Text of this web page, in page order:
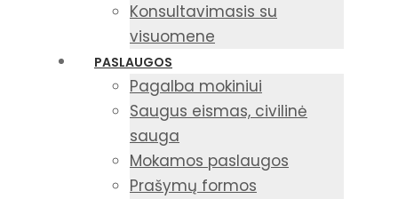
Konsultavimasis su
visuomene
PASLAUGOS
Pagalba mokiniui
Saugus eismas, civilinė
sauga
Mokamos paslaugos
Prašymų formos